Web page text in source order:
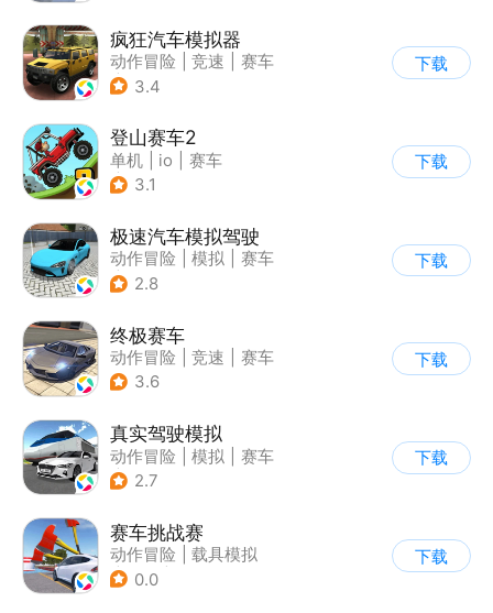
疯狂汽车模拟器
动作冒险 竞速
赛车
| 开放世界
3.4
下载
登山赛车2
单机 io
赛车
| 欧美风
3.1
下载
极速汽车模拟驾驶
动作冒险 模拟
赛车
| 漂移
2.8
下载
终极赛车
动作冒险 竞速
赛车
3.6
下载
真实驾驶模拟
动作冒险 模拟
赛车
| 漂移
2.7
下载
赛车挑战赛
动作冒险
载具模拟
| 汽车
0.0
下载